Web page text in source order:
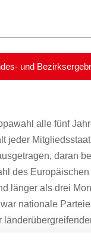
und
alle fünf
jeder
daran
des
länger als drei
nationale